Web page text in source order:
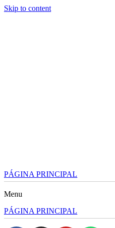
Skip to content
PÁGINA PRINCIPAL
Menu
PÁGINA PRINCIPAL